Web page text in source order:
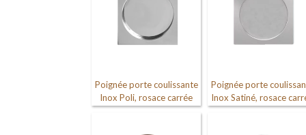
Poignée porte coulissante
Inox Poli, rosace carrée
Poignée porte
Inox Satiné, rosace